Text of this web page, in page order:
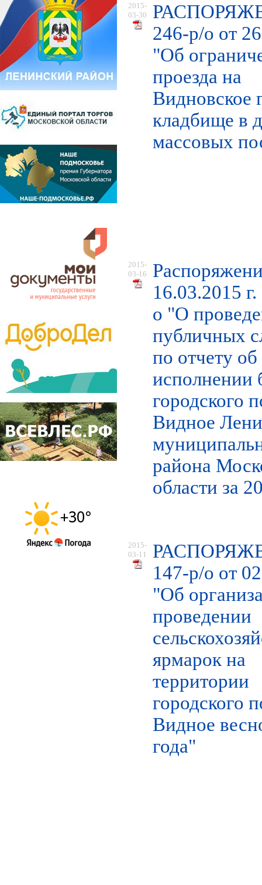
2015-
03-30
246-р/о от
"Об
проезда на
Видновское
кладбище в
массовых
2015-
03-16
16.03.2015
о "О
публичных
по отчету об
исполнении
городского
Видное
района
области за
2015-
03-11
147-р/о от
"Об
проведении
ярмарок на
территории
городского
Видное
года"